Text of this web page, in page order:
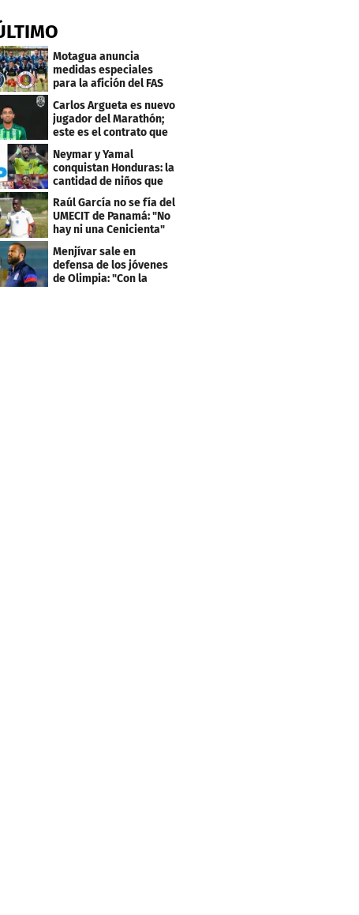
Motagua anuncia
medidas especiales
para la afición del FAS
de El Salvador
Carlos Argueta es nuevo
jugador del Marathón;
este es el contrato que
Neymar y Yamal
conquistan Honduras: la
cantidad de niños que
llevan sus nombres
Raúl García no se fía del
UMECIT de Panamá: "No
hay ni una Cenicienta"
Menjívar sale en
defensa de los jóvenes
de Olimpia: "Con la